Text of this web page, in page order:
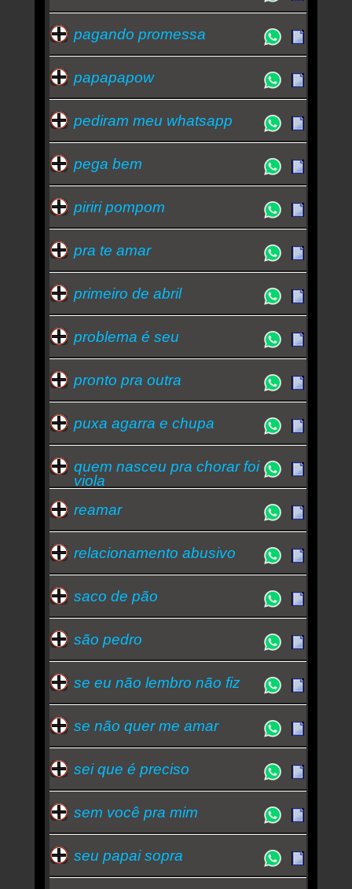
pagando promessa
papapapow
pediram meu whatsapp
pega bem
piriri pompom
pra te amar
primeiro de abril
problema é seu
pronto pra outra
puxa agarra e chupa
quem nasceu pra chorar foi
viola
reamar
relacionamento abusivo
saco de pão
são pedro
se eu não lembro não fiz
se não quer me amar
sei que é preciso
sem você pra mim
seu papai sopra